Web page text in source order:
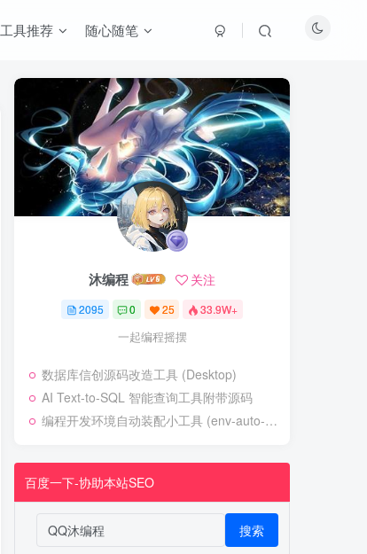
工具推荐 随心随笔
沐编程 关注
2095 0 25 33.9W+
一起编程摇摆
数据库信创源码改造工具 (Desktop)
AI Text-to-SQL 智能查询工具附带源码
编程开发环境自动装配小工具 (env-auto-setup)
百度一下-协助本站SEO
搜索